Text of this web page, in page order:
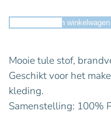
Toevoegen aan winkelwagen
Mooie tule stof,
Geschikt voor het
kleding.
Samenstelling: 100%